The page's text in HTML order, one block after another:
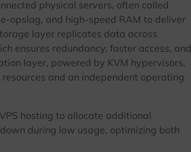
physical servers, often called
opslag, and high-speed RAM to deliver
layer replicates data across
ensures redundancy, faster access, and
layer, powered by KVM hypervisors,
and an independent operating
hosting to allocate additional
during low usage, optimizing both